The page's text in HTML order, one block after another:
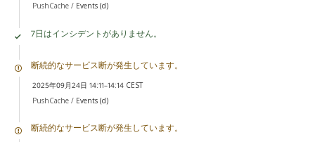
PushCache / Events (d)
7日はインシデントがありません。
断続的なサービス断が発生しています。
2025年09月24日 14:11–14:14 CEST
PushCache / Events (d)
断続的なサービス断が発生しています。